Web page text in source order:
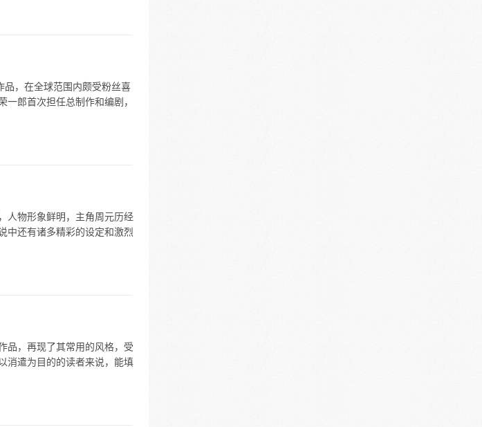
品，在全球范围内颇受粉丝喜
郎首次担任总制作和编剧，
人物形象鲜明，主角周元历经
中还有诸多精彩的设定和激烈
品，再现了其常用的风格，受
消遣为目的的读者来说，能填